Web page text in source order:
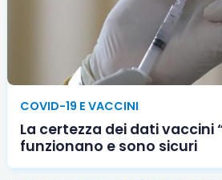
COVID-19 E VACCINI
La certezza dei dati vaccini
funzionano e sono sicuri